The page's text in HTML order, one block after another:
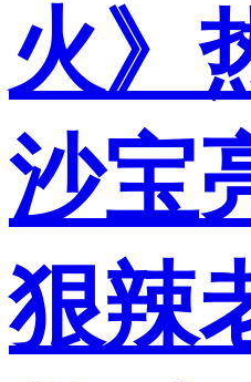
火》
沙宝
狠辣